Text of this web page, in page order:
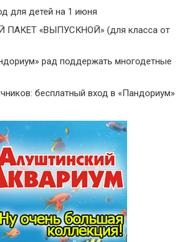
для детей на 1 июня
«ВЫПУСКНОЙ» (для класса от
рад поддержать многодетные
бесплатный вход в «Пандориум»